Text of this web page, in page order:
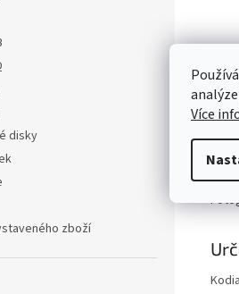
Více
disky
zboží
Kód